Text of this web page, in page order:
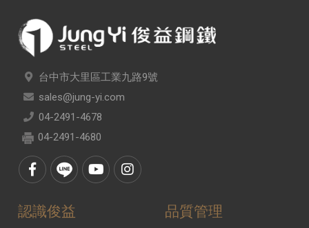
台中市大里區工業九路9號
sales@jung-yi.com
04-2491-4678
04-2491-4680
認識俊益 品質管理